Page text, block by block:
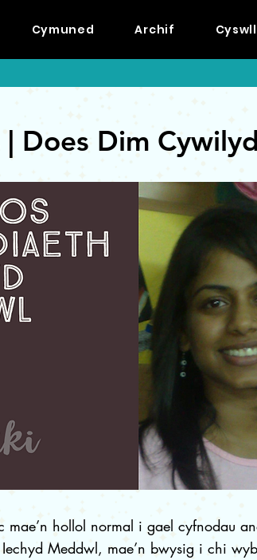
Cymuned Archif
| Does Dim
hollol normal i gael cyfnodau
Meddwl, mae’n bwysig i chi